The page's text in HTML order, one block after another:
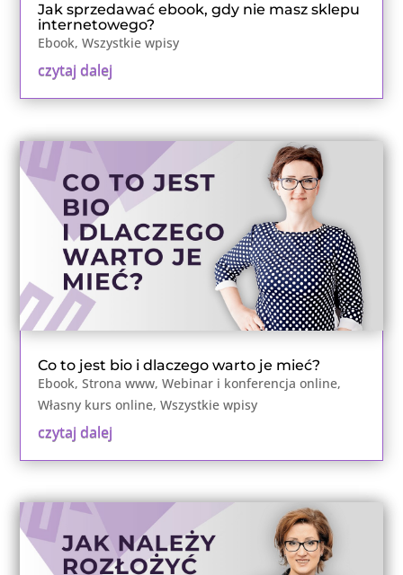
Jak sprzedawać ebook, gdy nie masz sklepu
internetowego?
Ebook,Wszystkie wpisy
czytaj dalej
Co to jest bio i dlaczego warto je mieć?
Ebook,Strona www,Webinar i konferencja online,
Własny kurs online,Wszystkie wpisy
czytaj dalej